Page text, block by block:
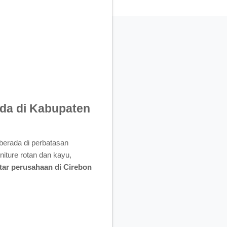
di Kabupaten
di perbatasan
rotan dan kayu,
perusahaan di Cirebon